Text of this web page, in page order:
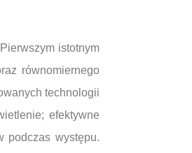
istotnym
równomiernego
technologii
efektywne
podczas występu.